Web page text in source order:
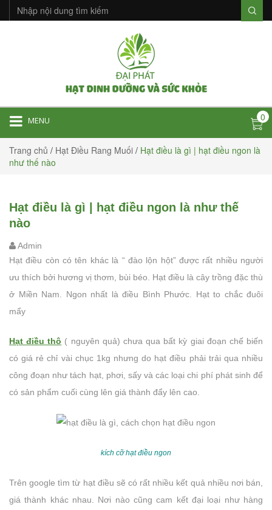
MENU 0
Trang chủ / Hạt Điều Rang Muối / Hạt điều là gì | hạt điều ngon là
như thế nào
Hạt điều là gì | hạt điều ngon là như thế
nào
Admin
Hạt điều còn có tên khác là “ đào lộn hột” được rất nhiều người
ưu thích bởi hương vị thơm, bùi béo. Hạt điều là cây trồng đặc thù
ở Miền Nam. Ngon nhất là điều Bình Phước. Hạt to chắc đuôi
mẩy
Hạt điều thô ( nguyên quả) chưa qua bất kỳ giai đoạn chế biến
có giá rẻ chỉ vài chục 1kg nhưng do hạt điều phải trải qua nhiều
công đoạn như tách hạt, phơi, sấy và các loại chi phí phát sinh để
có sản phẩm cuối cùng lên giá thành đẩy lên cao.
kích cỡ hạt điều ngon
Trên google tìm từ hạt điều sẽ có rất nhiều kết quả nhiều nơi bán,
giá thành khác nhau. Nơi nào cũng cam kết đại loại như hàng